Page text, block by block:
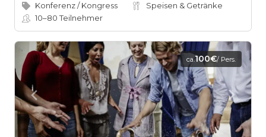
Konferenz / Kongress
Speisen & Getränke
10–80Teilnehmer
ca.100€/ Pers.